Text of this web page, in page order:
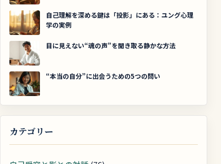
自己理解を深める鍵は「投影」にある：ユング心理
学の実例
目に見えない“魂の声”を聞き取る静かな方法
“本当の自分”に出会うための5つの問い
カテゴリー